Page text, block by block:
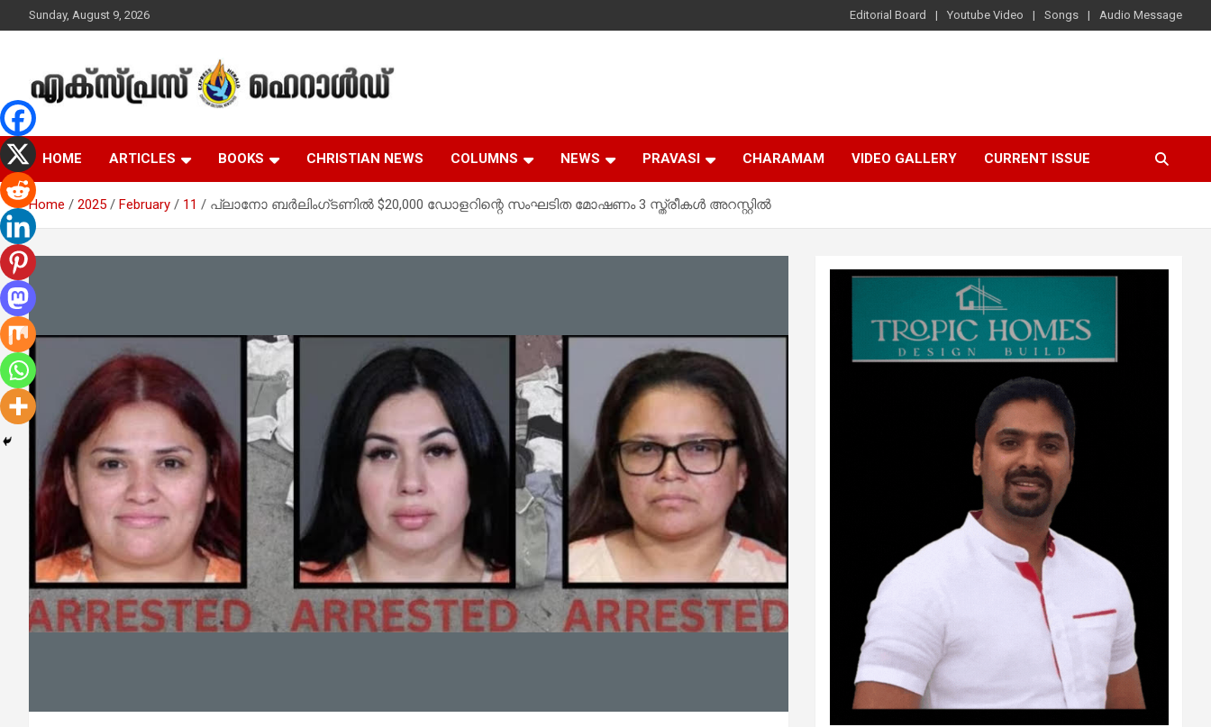
to
Sunday, August 9, 2026 Editorial Board Youtube Video Songs Audio Message
Express Herald –
Malayalam Christian
News
Malayalam Christian News
HOME ARTICLES BOOKS CHRISTIAN NEWS COLUMNS NEWS PRAVASI CHARAMAM VIDEO GALLERY CURRENT ISSUE
Home 2025 February 11 പ്ലാനോ ബർലിംഗ്ടണിൽ $20,000 ഡോളറിന്റെ സംഘടിത മോഷണം 3 സ്ത്രീകൾ അറസ്റ്റിൽ